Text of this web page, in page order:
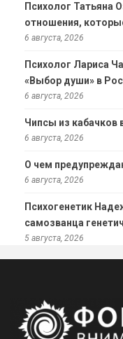
Психолог Татьяна
отношения,
6 августа, 2026
Психолог Лариса
«Выбор души» в
6 августа, 2026
Чипсы из кабачков
6 августа, 2026
О чем
6 августа, 2026
Психогенетик
самозванца
5 августа, 2026